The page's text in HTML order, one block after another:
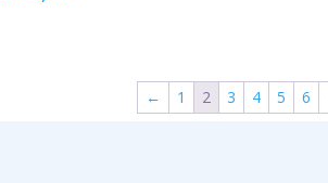
← 1 2 3 4 5 6